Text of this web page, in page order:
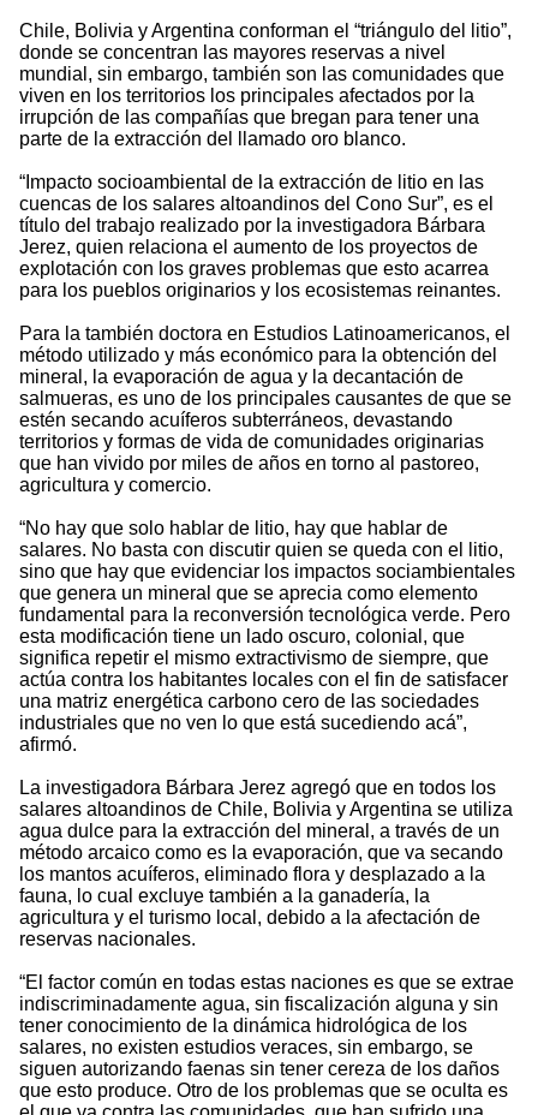
Chile, Bolivia y Argentina conforman el “triángulo del litio”,
donde se concentran las mayores reservas a nivel
mundial, sin embargo, también son las comunidades que
viven en los territorios los principales afectados por la
irrupción de las compañías que bregan para tener una
parte de la extracción del llamado oro blanco.
“Impacto socioambiental de la extracción de litio en las
cuencas de los salares altoandinos del Cono Sur”, es el
título del trabajo realizado por la investigadora Bárbara
Jerez, quien relaciona el aumento de los proyectos de
explotación con los graves problemas que esto acarrea
para los pueblos originarios y los ecosistemas reinantes.
Para la también doctora en Estudios Latinoamericanos, el
método utilizado y más económico para la obtención del
mineral, la evaporación de agua y la decantación de
salmueras, es uno de los principales causantes de que se
estén secando acuíferos subterráneos, devastando
territorios y formas de vida de comunidades originarias
que han vivido por miles de años en torno al pastoreo,
agricultura y comercio.
“No hay que solo hablar de litio, hay que hablar de
salares. No basta con discutir quien se queda con el litio,
sino que hay que evidenciar los impactos sociambientales
que genera un mineral que se aprecia como elemento
fundamental para la reconversión tecnológica verde. Pero
esta modificación tiene un lado oscuro, colonial, que
significa repetir el mismo extractivismo de siempre, que
actúa contra los habitantes locales con el fin de satisfacer
una matriz energética carbono cero de las sociedades
industriales que no ven lo que está sucediendo acá”,
afirmó.
La investigadora Bárbara Jerez agregó que en todos los
salares altoandinos de Chile, Bolivia y Argentina se utiliza
agua dulce para la extracción del mineral, a través de un
método arcaico como es la evaporación, que va secando
los mantos acuíferos, eliminado flora y desplazado a la
fauna, lo cual excluye también a la ganadería, la
agricultura y el turismo local, debido a la afectación de
reservas nacionales.
“El factor común en todas estas naciones es que se extrae
indiscriminadamente agua, sin fiscalización alguna y sin
tener conocimiento de la dinámica hidrológica de los
salares, no existen estudios veraces, sin embargo, se
siguen autorizando faenas sin tener cereza de los daños
que esto produce. Otro de los problemas que se oculta es